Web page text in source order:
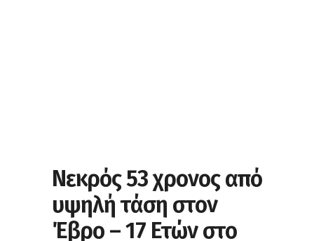
Νεκρός 53 χρονος από
υψηλή τάση στον
Έβρο – 17 Ετών στο